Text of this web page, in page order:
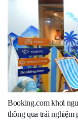
Booking.com khơi
thông qua trải nghiệm